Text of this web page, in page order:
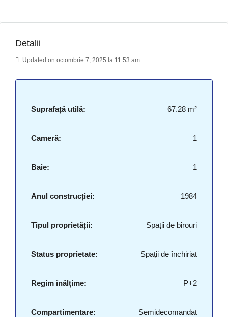
Detalii
Updated on octombrie 7, 2025 la 11:53 am
Suprafață utilă: 67.28 m²
Cameră: 1
Baie: 1
Anul construcției: 1984
Tipul proprietății: Spații de birouri
Status proprietate: Spații de închiriat
Regim înălțime: P+2
Compartimentare: Semidecomandat